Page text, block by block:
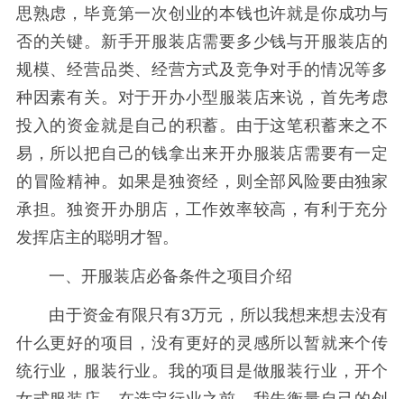
思熟虑，毕竟第一次创业的本钱也许就是你成功与
否的关键。新手开服装店需要多少钱与开服装店的
规模、经营品类、经营方式及竞争对手的情况等多
种因素有关。对于开办小型服装店来说，首先考虑
投入的资金就是自己的积蓄。由于这笔积蓄来之不
易，所以把自己的钱拿出来开办服装店需要有一定
的冒险精神。如果是独资经，则全部风险要由独家
承担。独资开办朋店，工作效率较高，有利于充分
发挥店主的聪明才智。
一、开服装店必备条件之项目介绍
由于资金有限只有3万元，所以我想来想去没有
什么更好的项目，没有更好的灵感所以暂就来个传
统行业，服装行业。我的项目是做服装行业，开个